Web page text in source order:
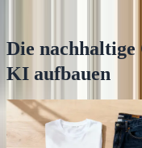
Die
KI aufbauen